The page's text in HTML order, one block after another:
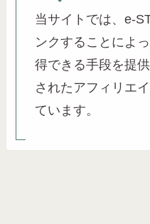
当サイトでは、e-
ンクすることによ
得できる手段を提
されたアフィリエ
ています。